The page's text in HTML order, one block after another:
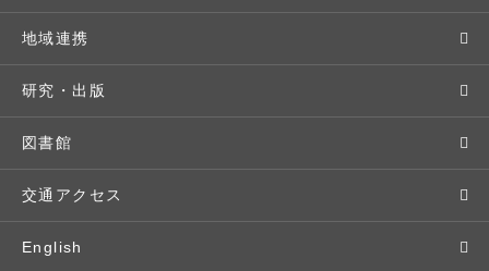
交通アクセス
基本情報・情報公開
広報・公聴
個別相談（来学・オンライン）
特待生（入学者向け）
パンフレット・資料請求
入学予定者の皆さま
留学プログラム
語学プログラム
教職課程
教員紹介
学修支援の体制
年間スケジュール
クラブ・サークル
大学周辺マップ
学生寮
学生支援制度
就職・進路サポート
資格取得
公務員試験対策
就職実績
社会で活躍する卒業生
地域連携
地域との連携
生涯学習
科目等履修生
社会人・シニア入学
研究・出版
研究者・研究分野
人文社会科学研究所
情報メディア研究所
図書館
交通アクセス
English